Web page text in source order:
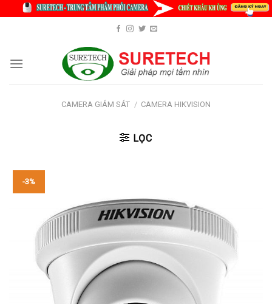
CAMERA GIÁM SÁT / CAMERA HIKVISION
LỌC
-3%